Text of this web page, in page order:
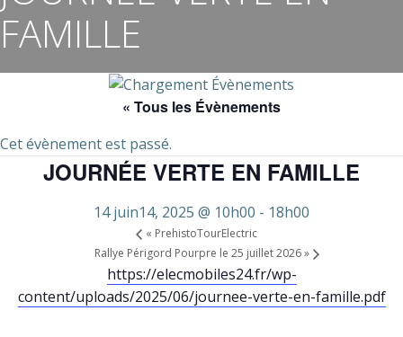
FAMILLE
« Tous les Évènements
Cet évènement est passé.
JOURNÉE VERTE EN FAMILLE
14 juin14, 2025 @ 10h00 - 18h00
« PrehistoTourElectric
Rallye Périgord Pourpre le 25 juillet 2026»
https://elecmobiles24.fr/wp-
content/uploads/2025/06/journee-verte-en-famille.pdf